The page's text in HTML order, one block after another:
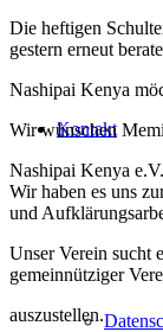
Kontakt
Die heftigen
gestern erneut
Nashipai Kenya
Wir wünschen
Nashipai Kenya
Wir haben es uns
und
Unser Verein sucht
gemeinnütziger
auszustellen.